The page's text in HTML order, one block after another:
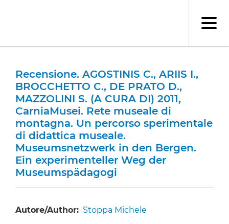
Recensione. AGOSTINIS C., ARIIS I.,
BROCCHETTO C., DE PRATO D.,
MAZZOLINI S. (A CURA DI) 2011,
CarniaMusei. Rete museale di
montagna. Un percorso sperimentale
di didattica museale.
Museumsnetzwerk in den Bergen.
Ein experimenteller Weg der
Museumspädagogi
Autore/Author
Stoppa Michele